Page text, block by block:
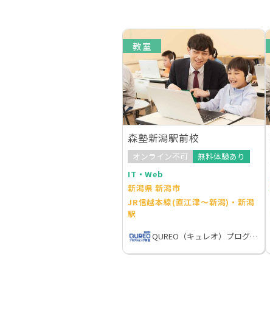
教室
森塾新潟駅前校
オンライン不可
無料体験あり
IT・Web
新潟県 新潟市
JR信越本線(直江津～新潟)・新潟
駅
QUREO（キュレオ）プログラミング教室